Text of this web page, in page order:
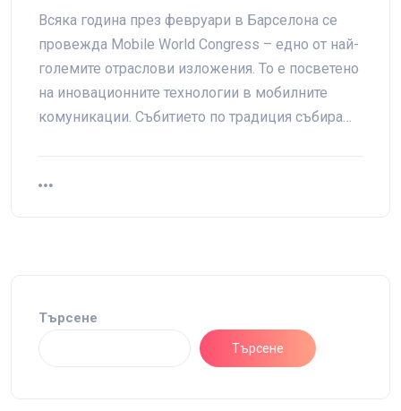
Всяка година през февруари в Барселона се
провежда Mobile World Congress – едно от най-
големите отраслови изложения. То е посветено
на иновационните технологии в мобилните
комуникации. Събитието по традиция събира…
Търсене
Търсене